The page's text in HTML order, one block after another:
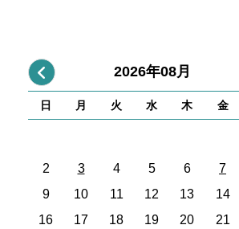
専門・認定看護師
先輩の声
ブログ
2026年08月
日 月 火 水 木 金
2
3 4 5 6 7
9
10 11 12 13 14
16
17 18 19 20 21